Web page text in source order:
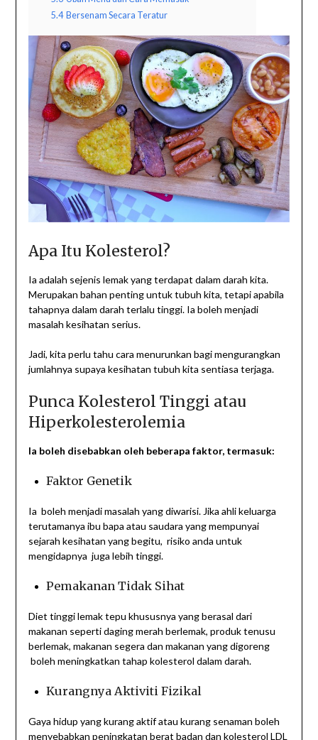
5.4 Bersenam Secara Teratur
Apa Itu Kolesterol?
Ia adalah sejenis lemak yang terdapat dalam darah kita.
Merupakan bahan penting untuk tubuh kita, tetapi apabila
tahapnya dalam darah terlalu tinggi. Ia boleh menjadi
masalah kesihatan serius.
Jadi, kita perlu tahu cara menurunkan bagi mengurangkan
jumlahnya supaya kesihatan tubuh kita sentiasa terjaga.
Punca Kolesterol Tinggi atau
Hiperkolesterolemia
Ia boleh disebabkan oleh beberapa faktor, termasuk:
Faktor Genetik
Ia boleh menjadi masalah yang diwarisi. Jika ahli keluarga
terutamanya ibu bapa atau saudara yang mempunyai
sejarah kesihatan yang begitu, risiko anda untuk
mengidapnya juga lebih tinggi.
Pemakanan Tidak Sihat
Diet tinggi lemak tepu khususnya yang berasal dari
makanan seperti daging merah berlemak, produk tenusu
berlemak, makanan segera dan makanan yang digoreng
boleh meningkatkan tahap kolesterol dalam darah.
Kurangnya Aktiviti Fizikal
Gaya hidup yang kurang aktif atau kurang senaman boleh
menyebabkan peningkatan berat badan dan kolesterol LDL